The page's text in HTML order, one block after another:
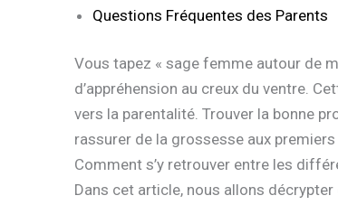
Questions Fréquentes des Parents
Vous tapez « sage femme autour de
d’appréhension au creux du ventre.
vers la parentalité. Trouver la bonne
rassurer de la grossesse aux
Comment s’y retrouver entre les
Dans cet article, nous allons